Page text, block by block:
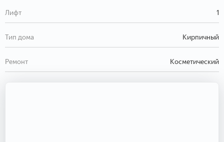
Лифт 1
Тип дома Кирпичный
Ремонт Косметический